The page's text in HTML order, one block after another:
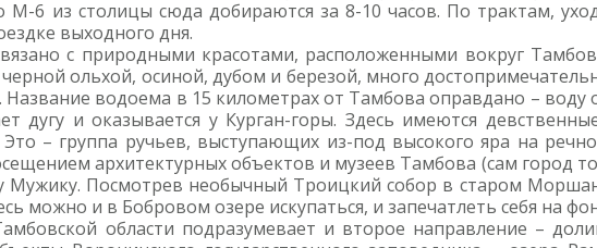
М-6 из столицы сюда добираются за 8-10 часов. По трактам,
выходного дня.
с природными красотами, расположенными вокруг
ольхой, осиной, дубом и березой, много
Название водоема в 15 километрах от Тамбова оправдано –
дугу и оказывается у Курган-горы. Здесь имеются
– группа ручьев, выступающих из-под высокого яра на
архитектурных объектов и музеев Тамбова (сам город
Мужику. Посмотрев необычный Троицкий собор в старом
можно и в Бобровом озере искупаться, и запечатлеть себя на
области подразумевает и второе направление –